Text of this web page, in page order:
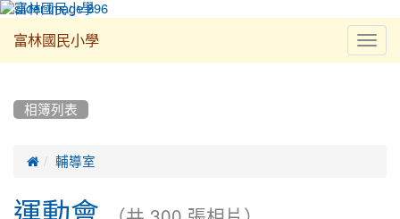
富林國民小學
相簿列表
 輔導室